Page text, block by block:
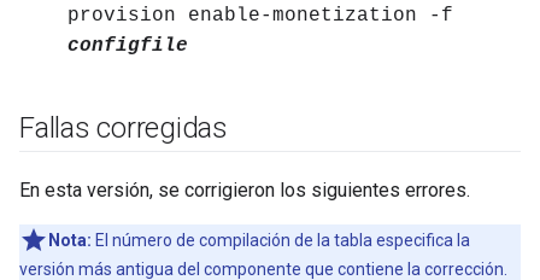
provision enable-monetization -f
configfile
Fallas corregidas
En esta versión, se corrigieron los siguientes errores.
Nota: El número de compilación de la tabla especifica la
versión más antigua del componente que contiene la corrección.